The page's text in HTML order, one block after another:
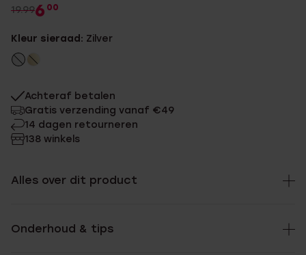
19.996 00
Kleur sieraad: Zilver
Achteraf betalen
Gratis verzending vanaf €49
14 dagen retourneren
138 winkels
Alles over dit product
Onderhoud & tips